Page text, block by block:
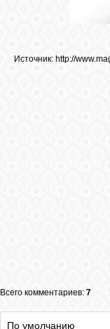
Источник: http://
Всего комментариев: 7